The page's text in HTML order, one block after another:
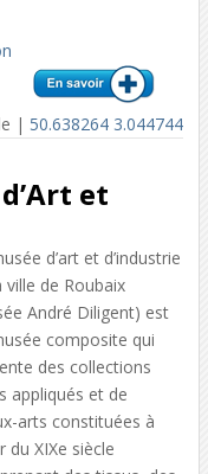
| 50.638264 3.044744
et
d’art et d’industrie
ville de Roubaix
André Diligent) est
composite qui
des collections
appliqués et de
arts constituées à
du XIXe siècle